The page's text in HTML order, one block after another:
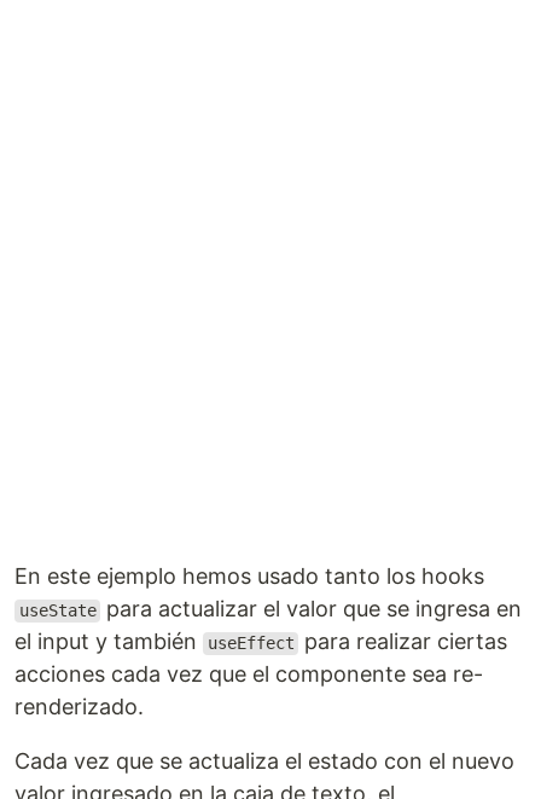
En este ejemplo hemos usado tanto los hooks
useState para actualizar el valor que se ingresa en
el input y también
useEffect
para realizar ciertas
acciones cada vez que el componente sea re-
renderizado.
Cada vez que se actualiza el estado con el nuevo
valor ingresado en la caja de texto, el